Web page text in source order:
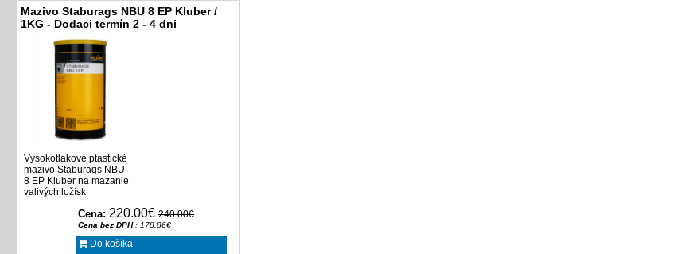
Mazivo Staburags NBU 8 EP Kluber /
1KG - Dodaci termín 2 - 4 dni
Vysokotlakové ptastické
mazivo Staburags NBU
8 EP Kluber na mazanie
valivých ložísk
Cena: 220.00€ 240.00€
Cena bez DPH: 178.86€
Do košíka